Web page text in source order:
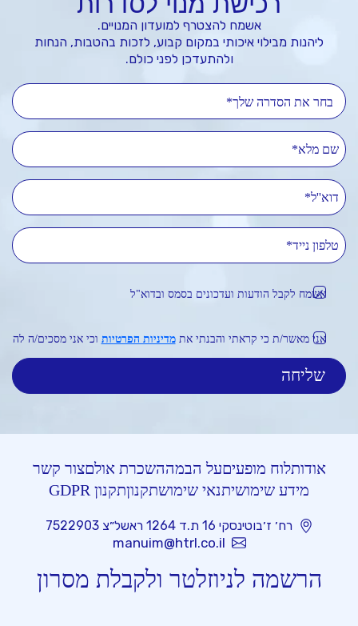
אשמח להצטרף למועדון המנויים.
ליהנות מבילוי איכותי במקום קבוע, לזכות בהטבות, הנחות
ולהתעדכן לפני כולם.
בחר את הסדרה שלך*
אשמח לקבל הודעות ועדכונים בסמס ובדוא"ל
אני מאשר/ת כי קראתי והבנתי אתמדיניות הפרטיות וכי אני מסכים/ה לה
אודותלוח מופעיםעל הבמההשכרת אולםצור קשר
מידע שימושיתנאי שימושתקנוןתקנון GDPR
רח׳ ז׳בוטינסקי 16 ת.ד 1264 ראשל״צ 7522903
manuim@htrl.co.il
הרשמה לניוזלטר ולקבלת מסרון